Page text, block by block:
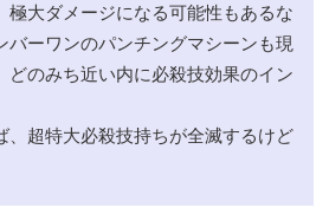
極大ダメージになる可能性もあるな
バーワンのパンチングマシーンも現
どのみち近い内に必殺技効果のイン
、超特大必殺技持ちが全滅するけど